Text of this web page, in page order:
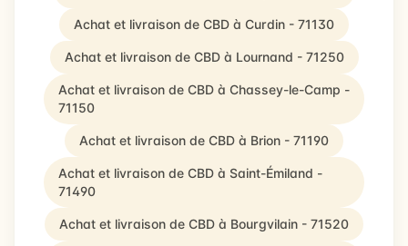
Achat et livraison de CBD à Curdin - 71130
Achat et livraison de CBD à Lournand - 71250
Achat et livraison de CBD à Chassey-le-Camp -
71150
Achat et livraison de CBD à Brion - 71190
Achat et livraison de CBD à Saint-Émiland -
71490
Achat et livraison de CBD à Bourgvilain - 71520